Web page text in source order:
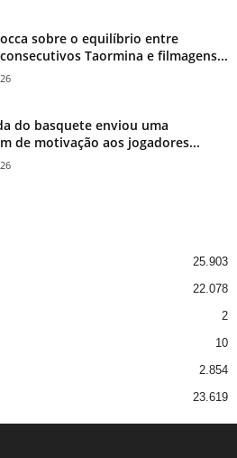
sobre o equilíbrio entre
Taormina e filmagens...
do basquete enviou uma
de motivação aos jogadores...
25.903
22.078
2
10
2.854
23.619